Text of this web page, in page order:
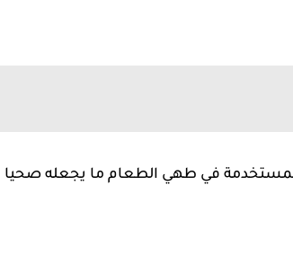
المستخدمة في طهي الطعام ما يجعله صحيا